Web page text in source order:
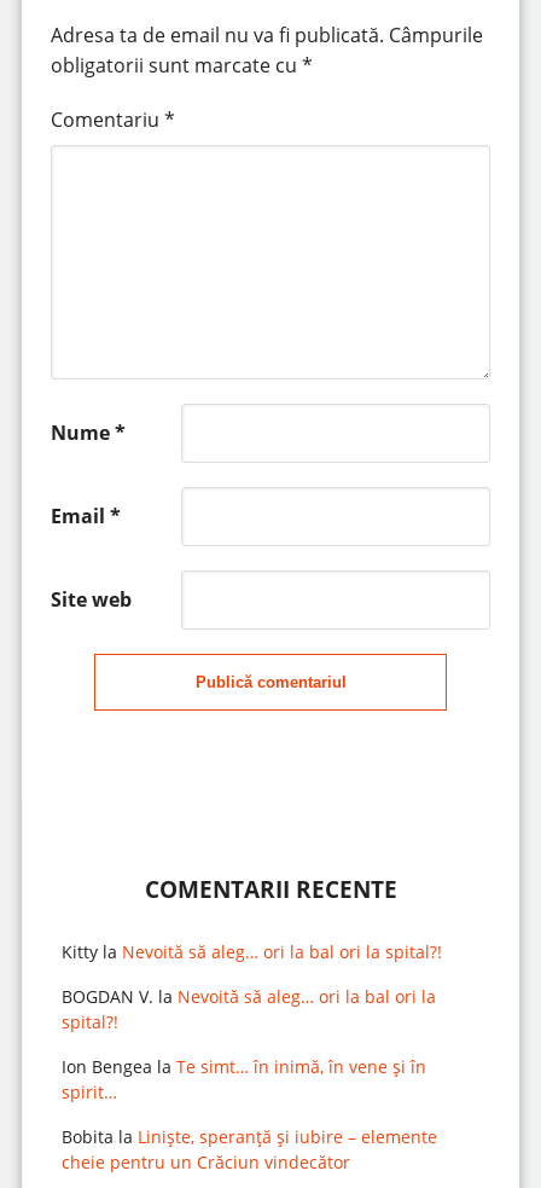
Adresa ta de email nu va fi publicată. Câmpurile
obligatorii sunt marcate cu *
Comentariu *
Nume*
Email *
Site web
Publică comentariul
COMENTARII RECENTE
Kittyla Nevoită să aleg… ori la bal ori la spital?!
BOGDAN V. la Nevoită să aleg… ori la bal ori la
spital?!
Ion Bengea la Te simt… în inimă, în vene și în
spirit…
Bobita la Liniște, speranță și iubire – elemente
cheie pentru un Crăciun vindecător